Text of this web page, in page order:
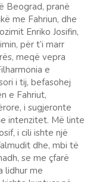
Beograd, pranë
me Fahriun, dhe
Enriko Josifin,
për t’i marr
meqë vepra
e
i tij, befasohej
e Fahriut,
i sugjeronte
intenzitet. Më linte
i cili ishte një
dhe, mbi të
se me çfarë
lidhur me